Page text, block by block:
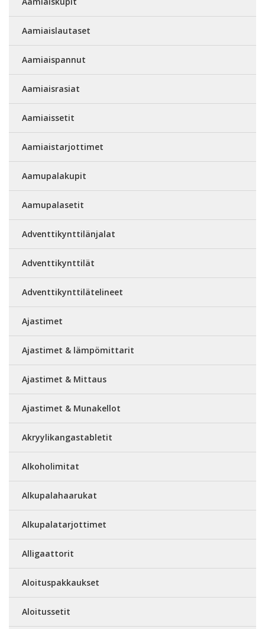
Aamiaislautaset
Aamiaispannut
Aamiaisrasiat
Aamiaissetit
Aamiaistarjottimet
Aamupalakupit
Aamupalasetit
Adventtikynttilänjalat
Adventtikynttilät
Adventtikynttilätelineet
Ajastimet
Ajastimet & lämpömittarit
Ajastimet & Mittaus
Ajastimet & Munakellot
Akryylikangastabletit
Alkoholimitat
Alkupalahaarukat
Alkupalatarjottimet
Alligaattorit
Aloituspakkaukset
Aloitussetit